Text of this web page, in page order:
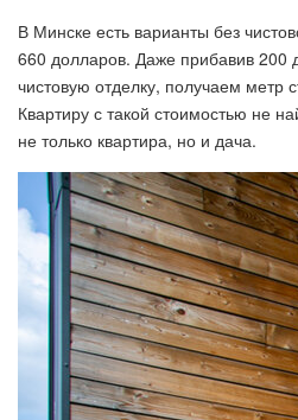
В Минске есть варианты без
660 долларов. Даже прибавив 200
чистовую отделку, получаем метр
Квартиру с такой стоимостью не
не только квартира, но и дача.